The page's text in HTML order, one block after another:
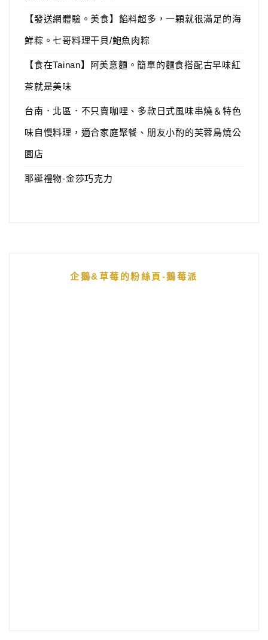
【發送網體驗。美食】餡料超多，一顆就很滿足的海
鮮粽。七哥料理干貝/鮑魚肉粽
【食在Tainan】阿美意麵。簡單的麵食搭配古早味紅
茶就是美味
台南．北區．不只賣咖哩、多款日式風味串燒＆特色
味自慢料理，適合家庭聚餐、朋友小酌的芙蓉鳥燒公
園店
耶誕禮物-金莎巧克力
企鵝&草莓的粉絲頁-鵝莓派